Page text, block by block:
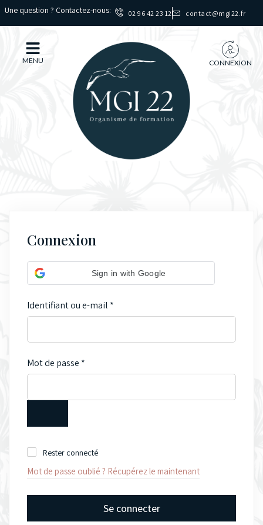
Une question ? Contactez-nous: 02 96 42 23 12 contact@mgi22.fr
MENU CONNEXION
Connexion
Sign in with Google
Identifiant ou e-mail *
Mot de passe *
Rester connecté
Mot de passe oublié ? Récupérez le maintenant
Se connecter